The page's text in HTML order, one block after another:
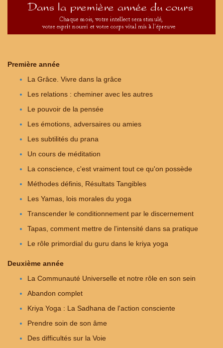
Première année
La Grâce. Vivre dans la grâce
Les relations : cheminer avec les autres
Le pouvoir de la pensée
Les émotions, adversaires ou amies
Les subtilités du prana
Un cours de méditation
La conscience, c'est vraiment tout ce qu'on possède
Méthodes définis, Résultats Tangibles
Les Yamas, lois morales du yoga
Transcender le conditionnement par le discernement
Tapas, comment mettre de l'intensité dans sa pratique
Le rôle primordial du guru dans le kriya yoga
Deuxième année
La Communauté Universelle et notre rôle en son sein
Abandon complet
Kriya Yoga : La Sadhana de l'action consciente
Prendre soin de son âme
Des difficultés sur la Voie